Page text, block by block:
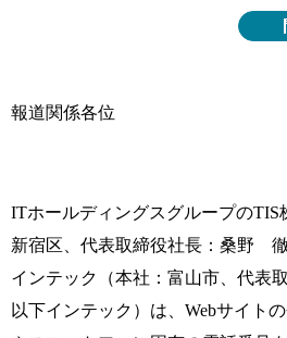
報道関係各位
ITホールディングスグループのTIS
新宿区、代表取締役社長：桑野
インテック（本社：富山市、代表
以下インテック）は、Webサイト